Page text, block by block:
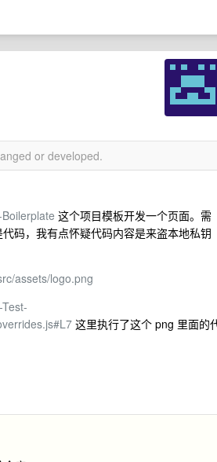
or developed.
这个项目模板开发一个页面。需
码，我有点怀疑代码内容是来盗本地私钥
assets/logo.png
这里执行了这个 png 里面的